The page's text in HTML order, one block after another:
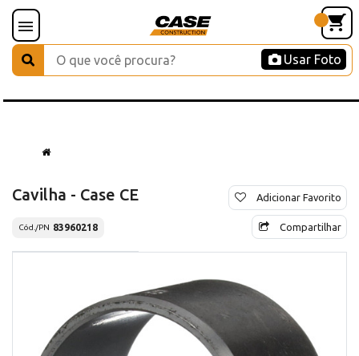
Usar Foto
Cavilha - Case CE
Cód./PN 83960218
Adicionar Favorito
Compartilhar